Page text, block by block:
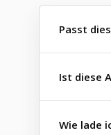
Passt
Ist diese
Wie lade